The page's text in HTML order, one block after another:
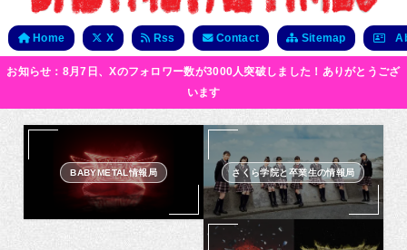
Home X Rss Contact Sitemap
お知らせ：8月7日、Xのフォロワー数が3000人突破しました！ありがとうござ
います
BABYMETAL情報局 さくら学院と卒業生の情報局